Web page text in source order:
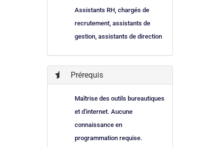
Assistants RH, chargés de
recrutement, assistants de
gestion, assistants de direction
Prérequis
Maîtrise des outils bureautiques
et d'internet. Aucune
connaissance en
programmation requise.